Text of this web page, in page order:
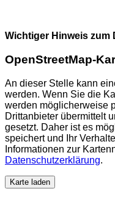
Wichtiger Hinweis zum
OpenStreetMap-
An dieser Stelle kann
werden. Wenn Sie die
werden möglicherweise
Drittanbieter übermittelt
gesetzt. Daher ist es
speichert und Ihr
Informationen zur
Datenschutzerklärung.
Karte laden